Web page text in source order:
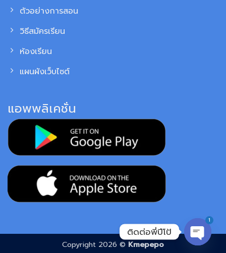
ตัวอย่างการสอน
วิธีสมัครเรียน
ห้องเรียน
แผนผังเว็บไซต์
แอพพลิเคชั่น
Copyright 2026 © Kmepepo
ติดต่อพี่ปีโป้
1